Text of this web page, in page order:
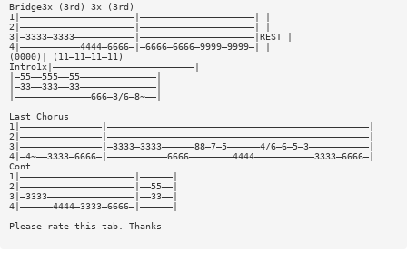
Bridge3x (3rd) 3x (3rd)
1|—————————————————————|—————————————————————| |
2|—————————————————————|—————————————————————| |
3|—3333—3333———————————|—————————————————————|REST |
4|———————————4444—6666—|—6666—6666—9999—9999—| |
(0000)| (11—11—11—11)
Intro1x|——————————————————————————|
|—55——555——55——————————————|
|—33——333——33——————————————|
|——————————————666—3/6—8~——|
Last Chorus
1|———————————————|————————————————————————————————————————————————|
2|———————————————|————————————————————————————————————————————————|
3|———————————————|—3333—3333——————88—7—5——————4/6—6—5—3———————————|
4|—4~——3333—6666—|———————————6666————————4444———————————3333—6666—|
Cont.
1|—————————————————————|——————|
2|—————————————————————|——55——|
3|—3333————————————————|——33——|
4|——————4444—3333—6666—|——————|
Please rate this tab. Thanks